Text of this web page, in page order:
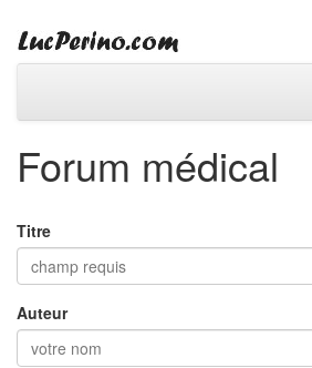
Forum médical
Titre
Auteur